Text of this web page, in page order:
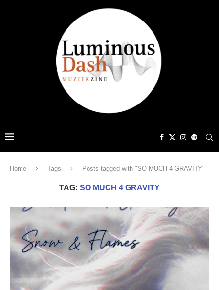
Home Tags Posts tagged with "SO MUCH 4 GRAVITY"
TAG: SO MUCH 4 GRAVITY